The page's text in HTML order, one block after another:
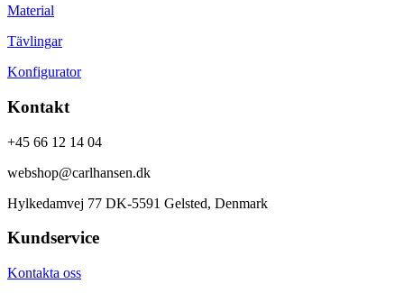
Material
Tävlingar
Konfigurator
Kontakt
+45 66 12 14 04
webshop@carlhansen.dk
Hylkedamvej 77 DK-5591 Gelsted, Denmark
Kundservice
Kontakta oss